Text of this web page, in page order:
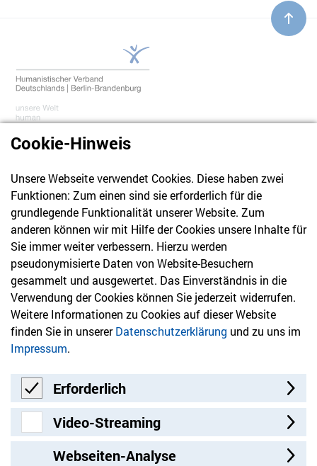
030 61 39 04 10
info@hvd-bb.de
Newsletter
Bleiben Sie mit unserem Newsletter auf dem aktuellsten
Stand mit Themen, die Sie interessieren.
Jetzt anmelden
Cookie-Hinweis
Unsere Webseite verwendet Cookies. Diese haben zwei
Funktionen: Zum einen sind sie erforderlich für die
grundlegende Funktionalität unserer Website. Zum
anderen können wir mit Hilfe der Cookies unsere Inhalte für
Sie immer weiter verbessern. Hierzu werden
pseudonymisierte Daten von Website-Besuchern
gesammelt und ausgewertet. Das Einverständnis in die
Verwendung der Cookies können Sie jederzeit widerrufen.
Weitere Informationen zu Cookies auf dieser Website
finden Sie in unsererDatenschutzerklärung und zu uns im
Impressum.
Erforderlich
Erforderlich
Video-Streaming
Video-Streaming
Webseiten-Analyse